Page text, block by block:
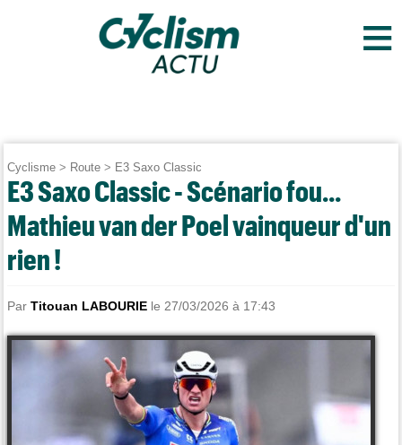
≡
Cyclisme > Route > E3 Saxo Classic
E3 Saxo Classic - Scénario fou...
Mathieu van der Poel vainqueur d'un
rien !
ParTitouan LABOURIE le 27/03/2026 à 17:43